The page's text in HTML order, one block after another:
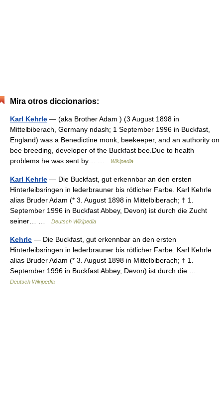
Mira otros diccionarios:
Karl Kehrle — (aka Brother Adam ) (3 August 1898 in
Mittelbiberach, Germany ndash; 1 September 1996 in Buckfast,
England) was a Benedictine monk, beekeeper, and an authority on
bee breeding, developer of the Buckfast bee.Due to health
problems he was sent by… …
Wikipedia
Karl Kehrle — Die Buckfast, gut erkennbar an den ersten
Hinterleibsringen in lederbrauner bis rötlicher Farbe. Karl Kehrle
alias Bruder Adam (* 3. August 1898 in Mittelbiberach; † 1.
September 1996 in Buckfast Abbey, Devon) ist durch die Zucht
seiner… …
Deutsch Wikipedia
Kehrle — Die Buckfast, gut erkennbar an den ersten
Hinterleibsringen in lederbrauner bis rötlicher Farbe. Karl Kehrle
alias Bruder Adam (* 3. August 1898 in Mittelbiberach; † 1.
September 1996 in Buckfast Abbey, Devon) ist durch die …
Deutsch Wikipedia